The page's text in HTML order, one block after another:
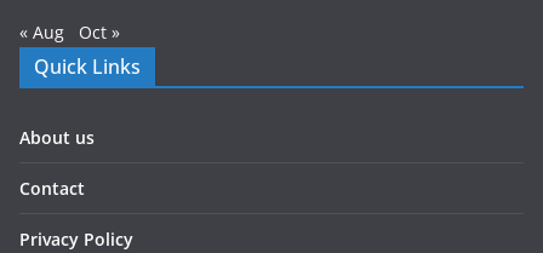
« Aug Oct »
Quick Links
About us
Contact
Privacy Policy